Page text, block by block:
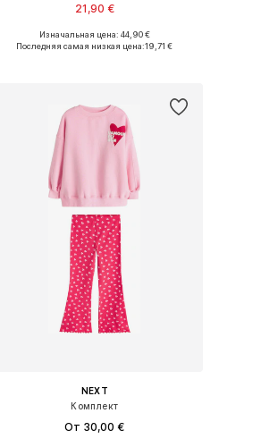
21,90 €
Доступные размеры: 147-163, 163-176
Изначальная цена: 44,90 €
Последняя самая низкая цена:19,71 €
NEXT
Комплект
От 30,00 €